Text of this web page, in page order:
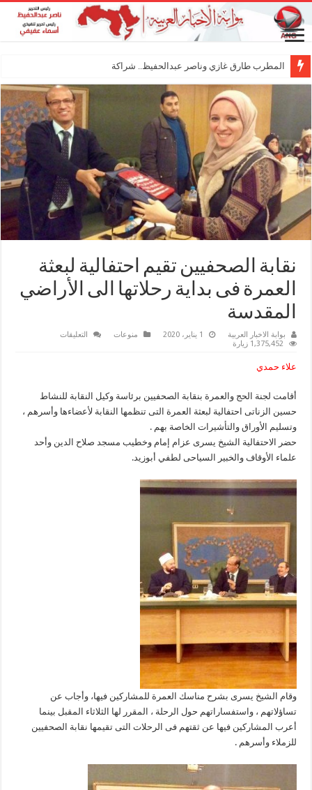
المطرب طارق غازي وناصر عبدالحفيظ.. شراكة فنية ترسم ملامح مس
نقابة الصحفيين تقيم احتفالية لبعثة
العمرة فى بداية رحلاتها الى الأراضي
المقدسة
بوابة الاخبار العربية 1 يناير، 2020 منوعات التعليقات
فى
بداية
رحلاتها
المقدسة
1,375,452 زيارة
علاء حمدي
أقامت لجنة الحج والعمرة بنقابة الصحفيين برئاسة وكيل النقابة للنشاط
حسين الزناتى احتفالية لبعثة العمرة التى تنظمها النقابة لأعضاءها وأسرهم ،
وتسليم الأوراق والتأشيرات الخاصة بهم .
حضر الاحتفالية الشيخ يسرى عزام إمام وخطيب مسجد صلاح الدين وأحد
علماء الأوقاف والخبير السياحى لطفي أبوزيد.
وقام الشيخ يسرى بشرح مناسك العمرة للمشاركين فيها، وأجاب عن
تساؤلاتهم ، واستفساراتهم حول الرحلة ، المقرر لها الثلاثاء المقبل بينما
أعرب المشاركين فيها عن ثقتهم فى الرحلات التى تقيمها نقابة الصحفيين
للزملاء وأسرهم .